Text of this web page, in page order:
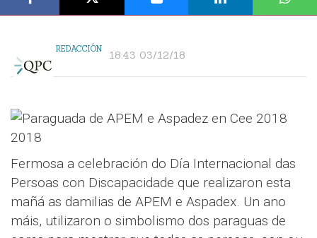
REDACCIÓN 18:43 03/12/18
Fermosa a celebración do Día Internacional das
Persoas con Discapacidade que realizaron esta
mañá as damilias de APEM e Aspadex. Un ano
máis, utilizaron o simbolismo dos paraguas de